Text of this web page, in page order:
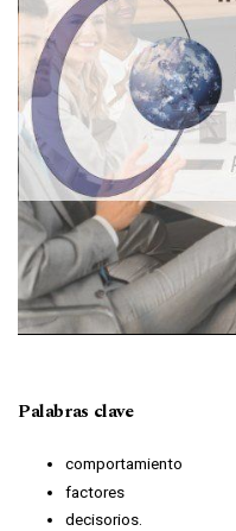
Palabras clave
comportamiento
factores
decisorios.